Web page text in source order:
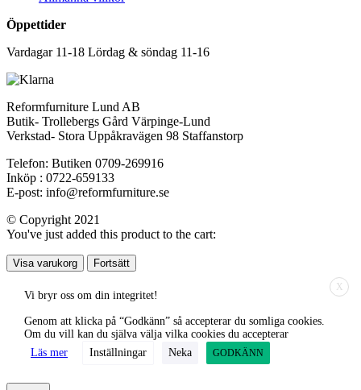
Öppettider
Vardagar 11-18 Lördag & söndag 11-16
Reformfurniture Lund AB
Butik- Trollebergs Gård Värpinge-Lund
Verkstad- Stora Uppåkravägen 98 Staffanstorp
Telefon: Butiken 0709-269916
Inköp : 0722-659133
E-post: info@reformfurniture.se
© Copyright 2021
You've just added this product to the cart:
Visa varukorg Fortsätt
X
Vi bryr oss om din integritet!
Genom att klicka på “Godkänn” så accepterar du somliga cookies.
Om du vill kan du själva välja vilka cookies du accepterar
Läs mer
Inställningar Neka GODKÄNN